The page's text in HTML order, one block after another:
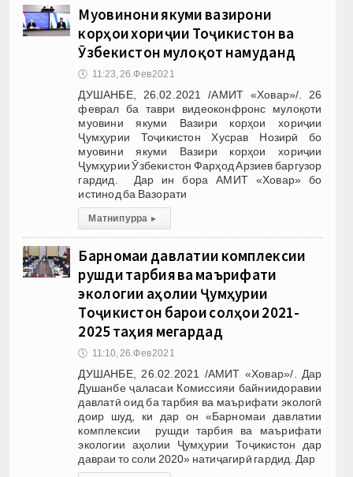
Муовинони якуми вазирони
корҳои хориҷии Тоҷикистон ва
Ӯзбекистон мулоқот намуданд
🕔 11:23, 26.Фев 2021
ДУШАНБЕ, 26.02.2021 /АМИТ «Ховар»/. 26
феврал ба таври видеоконфронс мулоқоти
муовини якуми Вазири корҳои хориҷии
Ҷумҳурии Тоҷикистон Хусрав Нозирӣ бо
муовини якуми Вазири корҳои хориҷии
Ҷумҳурии Ӯзбекистон Фарҳод Арзиев баргузор
гардид. Дар ин бора АМИТ «Ховар» бо
истинод ба Вазорати
Матни пурра ▸
Барномаи давлатии комплексии
рушди тарбия ва маърифати
экологии аҳолии Ҷумҳурии
Тоҷикистон барои солҳои 2021-
2025 таҳия мегардад
🕔 11:10, 26.Фев 2021
ДУШАНБЕ, 26.02.2021 /АМИТ «Ховар»/. Дар
Душанбе ҷаласаи Комиссияи байниидоравии
давлатӣ оид ба тарбия ва маърифати экологӣ
доир шуд, ки дар он «Барномаи давлатии
комплексии рушди тарбия ва маърифати
экологии аҳолии Ҷумҳурии Тоҷикистон дар
давраи то соли 2020» натиҷагирӣ гардид. Дар